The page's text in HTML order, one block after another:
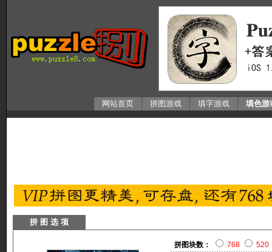
网站首页 拼图游戏 填字游戏 填色游
拼 图 选 项
拼图块数： 768
520